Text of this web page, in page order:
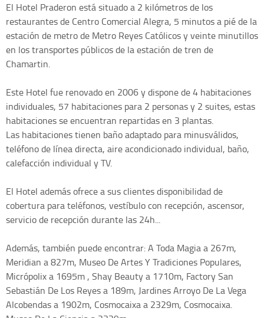
El Hotel Praderon está situado a 2 kilómetros de los
restaurantes de Centro Comercial Alegra, 5 minutos a pié de la
estación de metro de Metro Reyes Católicos y veinte minutillos
en los transportes públicos de la estación de tren de
Chamartin.
Este Hotel fue renovado en 2006 y dispone de 4 habitaciones
individuales, 57 habitaciones para 2 personas y 2 suites, estas
habitaciones se encuentran repartidas en 3 plantas.
Las habitaciones tienen baño adaptado para minusválidos,
teléfono de línea directa, aire acondicionado individual, baño,
calefacción individual y TV.
El Hotel además ofrece a sus clientes disponibilidad de
cobertura para teléfonos, vestíbulo con recepción, ascensor,
servicio de recepción durante las 24h...
Además, también puede encontrar: A Toda Magia a 267m,
Meridian a 827m, Museo De Artes Y Tradiciones Populares,
Micrópolix a 1695m , Shay Beauty a 1710m, Factory San
Sebastián De Los Reyes a 189m, Jardines Arroyo De La Vega
Alcobendas a 1902m, Cosmocaixa a 2329m, Cosmocaixa.